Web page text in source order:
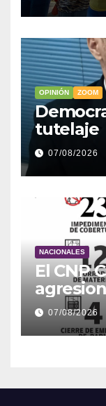
OPINIÓN ZOOM
tutelaje
07/08/2026
NACIONALES
El CNP
2026
07/08/2026